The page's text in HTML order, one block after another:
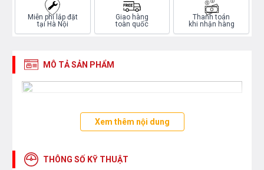
Miễn phí lắp đặt
tại Hà Nội
Giao hàng
toàn quốc
Thanh toán
khi nhận hàng
MÔ TẢ SẢN PHẨM
Xem thêm nội dung
THÔNG SỐ KỸ THUẬT